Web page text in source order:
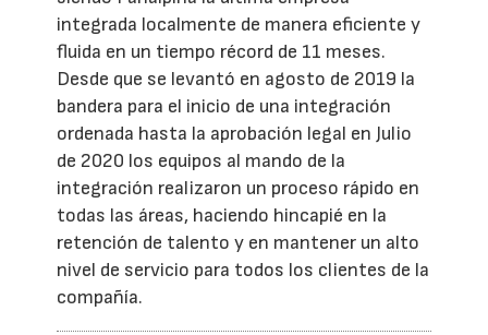
integrada localmente de manera eficiente y
fluida en un tiempo récord de 11 meses.
Desde que se levantó en agosto de 2019 la
bandera para el inicio de una integración
ordenada hasta la aprobación legal en Julio
de 2020 los equipos al mando de la
integración realizaron un proceso rápido en
todas las áreas, haciendo hincapié en la
retención de talento y en mantener un alto
nivel de servicio para todos los clientes de la
compañía.